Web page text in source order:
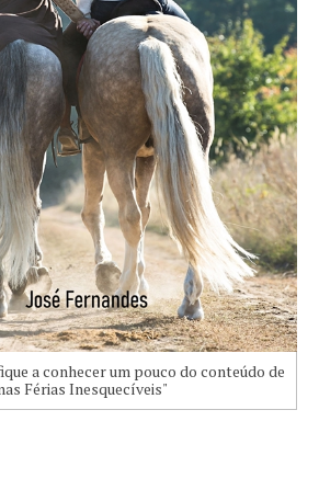
a conhecer um pouco do conteúdo de
Férias Inesquecíveis"